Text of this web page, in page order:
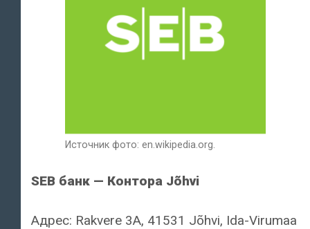
Источник фото: en.wikipedia.org.
SEB банк — Контора Jõhvi
Адрес: Rakvere 3A, 41531 Jõhvi, Ida-Virumaa